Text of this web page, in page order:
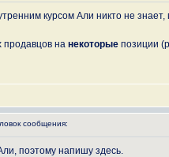
курсом Али никто не
продавцов на некоторые позиции
сообщения:
поэтому напишу здесь.